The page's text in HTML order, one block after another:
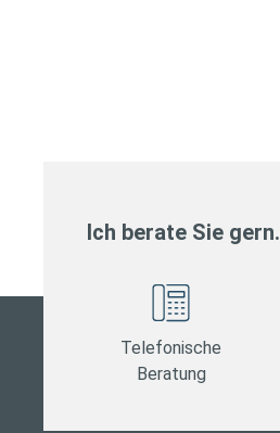
Ich berate Sie
Telefonische
Beratung